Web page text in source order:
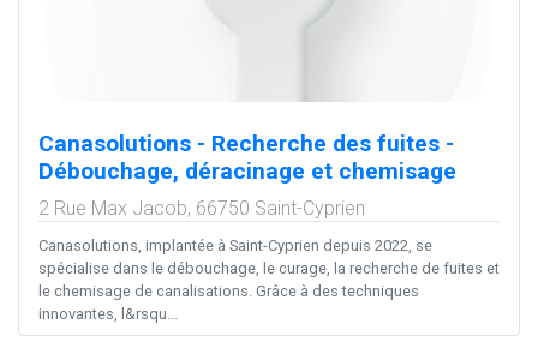
Canasolutions - Recherche des fuites -
Débouchage, déracinage et chemisage
2 Rue Max Jacob, 66750 Saint-Cyprien
Canasolutions, implantée à Saint-Cyprien depuis 2022, se
spécialise dans le débouchage, le curage, la recherche de fuites et
le chemisage de canalisations. Grâce à des techniques
innovantes, l&rsqu...